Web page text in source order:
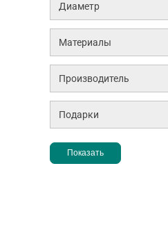
Диаметр
Материалы
Производитель
Подарки